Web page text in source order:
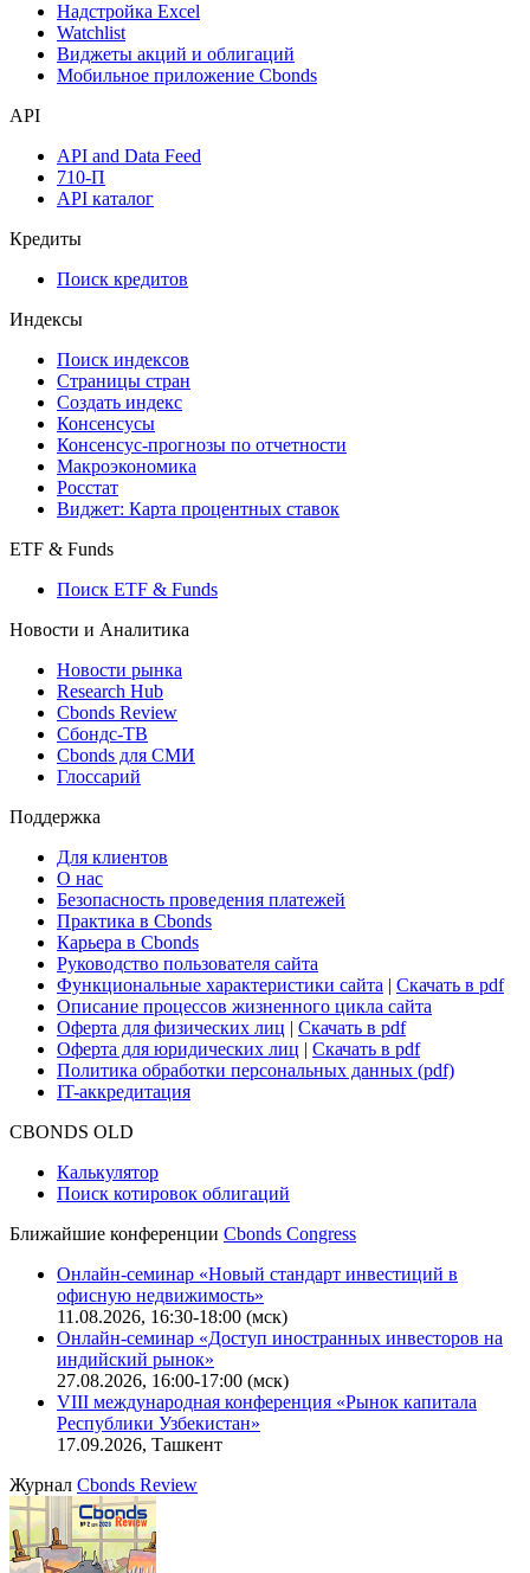
Надстройка Excel
Watchlist
Виджеты акций и облигаций
Мобильное приложение Cbonds
API
API and Data Feed
710-П
API каталог
Кредиты
Поиск кредитов
Индексы
Поиск индексов
Страницы стран
Создать индекс
Консенсусы
Консенсус-прогнозы по отчетности
Макроэкономика
Росстат
Виджет: Карта процентных ставок
ETF & Funds
Поиск ETF & Funds
Новости и Аналитика
Новости рынка
Research Hub
Cbonds Review
Сбондс-ТВ
Cbonds для СМИ
Глоссарий
Поддержка
Для клиентов
О нас
Безопасность проведения платежей
Практика в Cbonds
Карьера в Cbonds
Руководство пользователя сайта
Функциональные характеристики сайта | Скачать в pdf
Описание процессов жизненного цикла сайта
Оферта для физических лиц | Скачать в pdf
Оферта для юридических лиц | Скачать в pdf
Политика обработки персональных данных (pdf)
IT-аккредитация
CBONDS OLD
Калькулятор
Поиск котировок облигаций
Ближайшие конференции Cbonds Congress
Онлайн-семинар «Новый стандарт инвестиций в
офисную недвижимость»
11.08.2026, 16:30-18:00 (мск)
Онлайн-семинар «Доступ иностранных инвесторов на
индийский рынок»
27.08.2026, 16:00-17:00 (мск)
VIII международная конференция «Рынок капитала
Республики Узбекистан»
17.09.2026, Ташкент
Журнал Cbonds Review